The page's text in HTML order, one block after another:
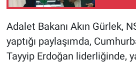
Adalet Bakanı Akın Gürlek,
yaptığı paylaşımda,
Tayyip Erdoğan liderliğinde,